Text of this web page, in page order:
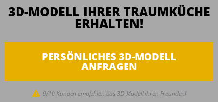
3D-MODELL IHRER TRAUMKÜCHE
ERHALTEN!
PERSÖNLICHES 3D-MODELL
ANFRAGEN
9/10 Kunden empfehlen das 3D-Modell ihren Freunden!